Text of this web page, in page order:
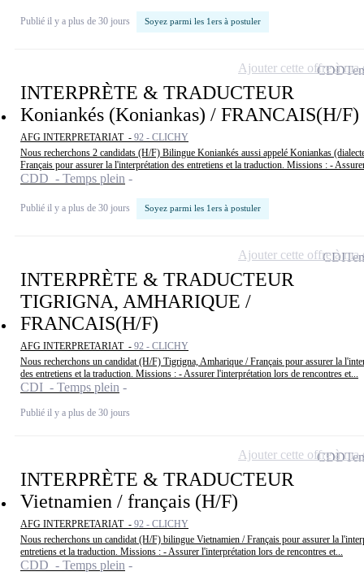
Publié il y a plus de 30 jours Soyez parmi les 1ers à postuler
INTERPRÈTE & TRADUCTEUR
Koniankés (Koniankas) / FRANCAIS(H/F)
AFG INTERPRETARIAT - 92 - CLICHY
Nous recherchons 2 candidats (H/F) Bilingue Koniankés aussi appelé Koniankas
Français pour assurer la l'interprétation des entretiens et la traduction. Missions : -
CDD - Temps plein
Publié il y a plus de 30 jours Soyez parmi les 1ers à postuler
CDD
Ajouter cette offre à ma
INTERPRÈTE & TRADUCTEUR
TIGRIGNA, AMHARIQUE /
FRANCAIS(H/F)
AFG INTERPRETARIAT - 92 - CLICHY
Nous recherchons un candidat (H/F) Tigrigna, Amharique / Français pour assurer la
des entretiens et la traduction. Missions : - Assurer l'interprétation lors de rencontres et...
CDI - Temps plein
Publié il y a plus de 30 jours
CDI
Ajouter cette offre à ma
INTERPRÈTE & TRADUCTEUR
Vietnamien / français (H/F)
AFG INTERPRETARIAT - 92 - CLICHY
Nous recherchons un candidat (H/F) bilingue Vietnamien / Français pour assurer la
entretiens et la traduction. Missions : - Assurer l'interprétation lors de rencontres et...
CDD - Temps plein
CDD
Ajouter cette offre à ma